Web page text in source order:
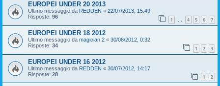
EUROPEI UNDER 20 2013
Ultimo messaggio da REDDEN « 22/07/2013, 15:49
Risposte: 96 1 4 5 6 7
EUROPEI UNDER 18 2012
Ultimo messaggio da magician 2 « 30/08/2012, 0:32
Risposte: 34 1 2 3
EUROPEI UNDER 16 2012
Ultimo messaggio da REDDEN « 30/07/2012, 14:17
Risposte: 28 1 2